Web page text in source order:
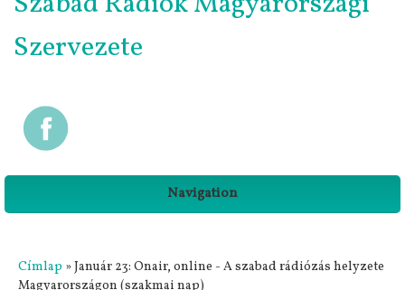
Szervezete
Navigation
Jelenlegi hely
Címlap » Január 23: Onair, online - A szabad rádiózás helyzete
Magyarországon (szakmai nap)